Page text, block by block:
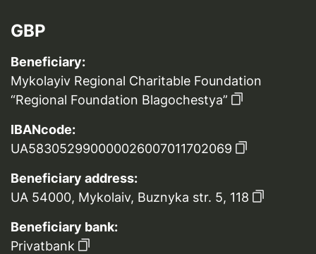
GBP
Beneficiary:
Mykolayiv Regional Charitable Foundation
“Regional Foundation Blagochestya”
IBANcode:
UA583052990000026007011702069
Beneficiary address:
UA 54000, Mykolaiv, Buznyka str. 5, 118
Beneficiary bank:
Privatbank